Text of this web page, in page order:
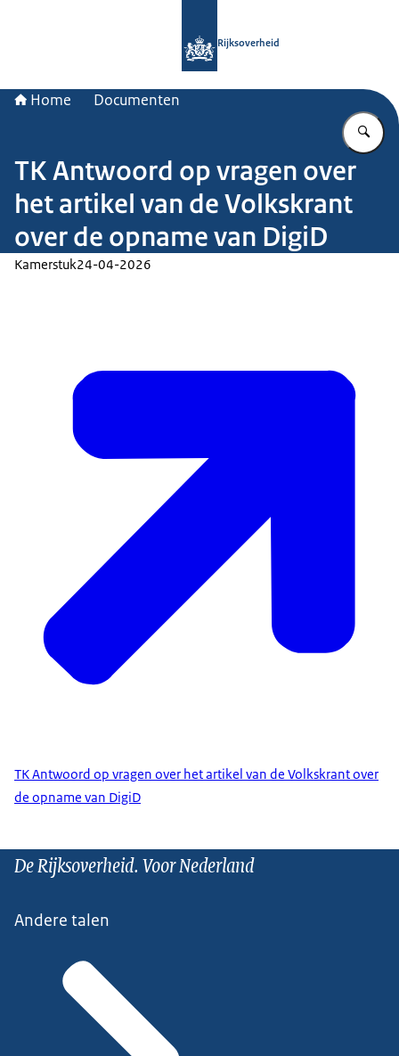
Rijksoverheid
Home Documenten
TK Antwoord op vragen over
het artikel van de Volkskrant
over de opname van DigiD
Kamerstuk24-04-2026
TK Antwoord op vragen over het artikel van de Volkskrant over
de opname van DigiD
De Rijksoverheid. Voor Nederland
Andere talen